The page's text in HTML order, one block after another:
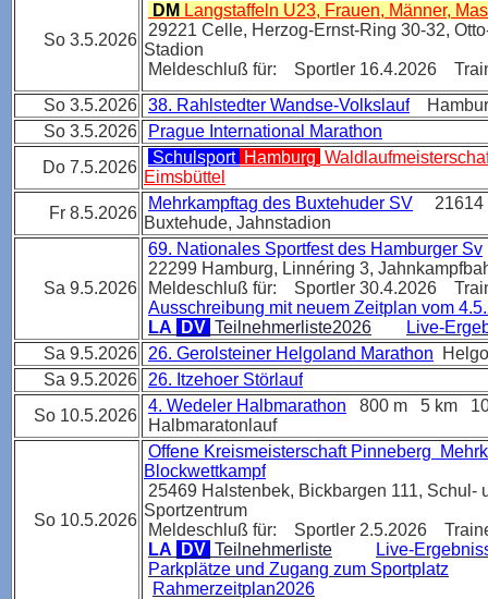
So 3.5.2026
DM Langstaffeln U23, Frauen, Männer,
29221 Celle, Herzog-Ernst-Ring 30-32,
Stadion
Meldeschluß für: Sportler 16.4.2026
So 3.5.2026 38. Rahlstedter Wandse-Volkslauf
So 3.5.2026
Prague International Marathon
Do 7.5.2026
Schulsport Hamburg
Eimsbüttel
Fr 8.5.2026
Mehrkampftag des Buxtehuder SV
21614
Buxtehude, Jahnstadion
Sa 9.5.2026
69. Nationales Sportfest des Hamburger Sv
22299 Hamburg, Linnéring 3,
Meldeschluß für: Sportler 30.4.2026
Ausschreibung mit neuem Zeitplan vom
LA
DV Teilnehmerliste2026
Live-
Sa 9.5.2026
26. Gerolsteiner Helgoland Marathon
Sa 9.5.2026
26. Itzehoer Störlauf
So 10.5.2026
4. Wedeler Halbmarathon
800 m 5 km
Halbmaratonlauf
So 10.5.2026
Offene Kreismeisterschaft Pinneberg
Blockwettkampf
25469 Halstenbek, Bickbargen 111, Schul-
Sportzentrum
Meldeschluß für: Sportler 2.5.2026
LA
DV Teilnehmerliste
Live-
Parkplätze und Zugang zum Sportplatz
Rahmerzeitplan2026